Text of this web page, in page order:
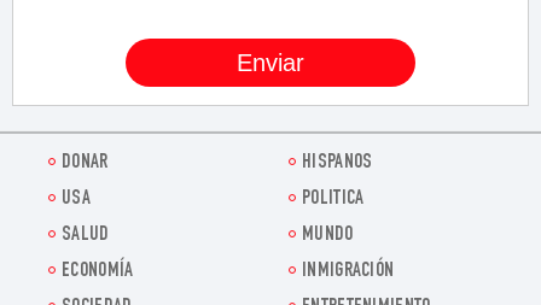
DONAR
HISPANOS
USA
POLITICA
SALUD
MUNDO
ECONOMÍA
INMIGRACIÓN